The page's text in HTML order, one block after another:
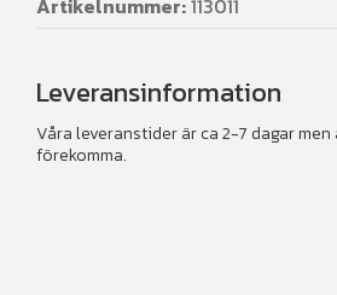
Artikelnummer:113011
Leveransinformation
Våra leveranstider är ca 2-7 dagar
förekomma.